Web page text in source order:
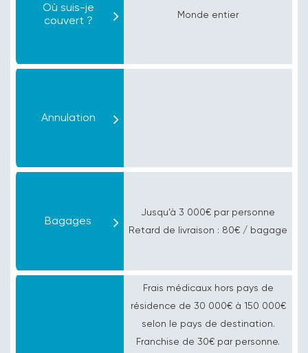
Où suis-je
couvert ?
Monde entier
Annulation
Bagages
Jusqu’à 3 000€ par personne
Retard de livraison : 80€ / bagage
Frais médicaux hors pays de
résidence de 30 000€à 150 000€
selon le pays de destination.
Franchise de 30€ par personne.